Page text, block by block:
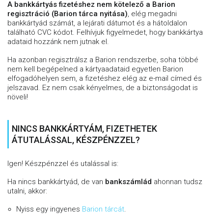
A bankkártyás fizetéshez nem kötelező a Barion
regisztráció (Barion tárca nyitása), elég megadni
bankkártyád számát, a lejárati dátumot és a hátoldalon
található CVC kódot. Felhívjuk figyelmedet, hogy bankkártya
adataid hozzánk nem jutnak el.
Ha azonban regisztrálsz a Barion rendszerbe, soha többé
nem kell begépelned a kártyaadataid egyetlen Barion
elfogadóhelyen sem, a fizetéshez elég az e-mail címed és
jelszavad. Ez nem csak kényelmes, de a biztonságodat is
növeli!
NINCS BANKKÁRTYÁM, FIZETHETEK
ÁTUTALÁSSAL, KÉSZPÉNZZEL?
Igen! Készpénzzel és utalással is:
Ha nincs bankkártyád, de van bankszámlád ahonnan tudsz
utalni, akkor:
Nyiss egy ingyenes Barion tárcát.